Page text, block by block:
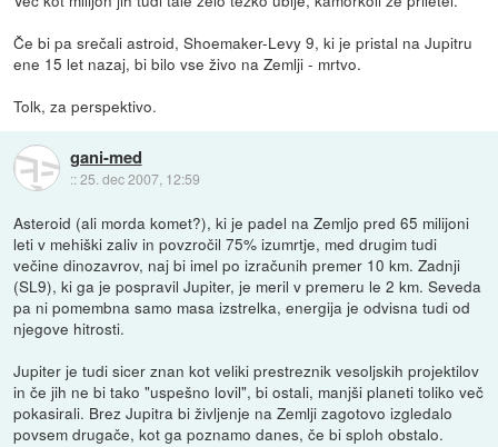
Če bi pa srečali astroid, Shoemaker-Levy 9, ki je pristal na Jupitru
ene 15 let nazaj, bi bilo vse živo na Zemlji - mrtvo.
Tolk, za perspektivo.
gani-med
::25. dec 2007, 12:59
Asteroid (ali morda komet?), ki je padel na Zemljo pred 65 milijoni
leti v mehiški zaliv in povzročil 75% izumrtje, med drugim tudi
večine dinozavrov, naj bi imel po izračunih premer 10 km. Zadnji
(SL9), ki ga je pospravil Jupiter, je meril v premeru le 2 km. Seveda
pa ni pomembna samo masa izstrelka, energija je odvisna tudi od
njegove hitrosti.
Jupiter je tudi sicer znan kot veliki prestreznik vesoljskih projektilov
in če jih ne bi tako "uspešno lovil", bi ostali, manjši planeti toliko več
pokasirali. Brez Jupitra bi življenje na Zemlji zagotovo izgledalo
povsem drugače, kot ga poznamo danes, če bi sploh obstalo.